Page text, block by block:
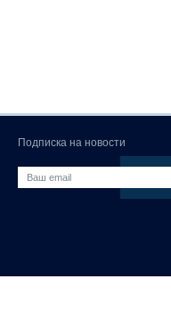
Подписка на новости